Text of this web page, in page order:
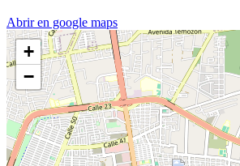
Abrir en google maps
+
−